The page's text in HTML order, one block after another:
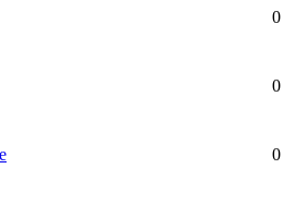
0
0
0